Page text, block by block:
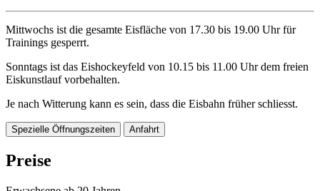
Mittwochs ist die gesamte Eisfläche von 17.30 bis 19.00 Uhr für
Trainings gesperrt.
Sonntags ist das Eishockeyfeld von 10.15 bis 11.00 Uhr dem freien
Eiskunstlauf vorbehalten.
Je nach Witterung kann es sein, dass die Eisbahn früher schliesst.
Spezielle Öffnungszeiten Anfahrt
Preise